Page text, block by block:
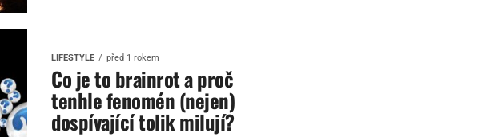
LIFESTYLE před 1 rokem
Co je to brainrot a proč
tenhle fenomén (nejen)
dospívající tolik milují?